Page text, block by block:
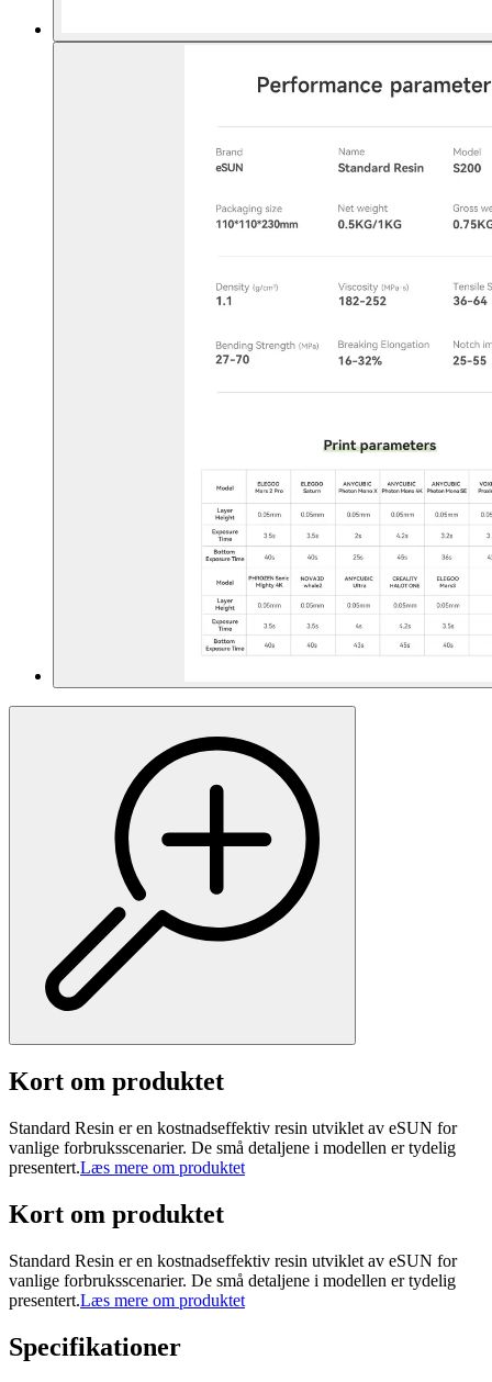
Kort om produktet
Standard Resin er en kostnadseffektiv resin utviklet av eSUN for
vanlige forbruksscenarier. De små detaljene i modellen er tydelig
presentert.Læs mere om produktet
Kort om produktet
Standard Resin er en kostnadseffektiv resin utviklet av eSUN for
vanlige forbruksscenarier. De små detaljene i modellen er tydelig
presentert.Læs mere om produktet
Specifikationer